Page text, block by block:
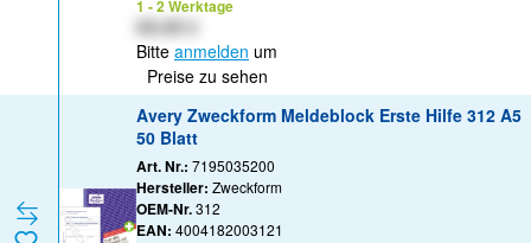
1 - 2 Werktage
Bitte anmelden um
Preise zu sehen
Avery Zweckform Meldeblock Erste Hilfe 312 A5
50 Blatt
Art. Nr.: 7195035200
Hersteller: Zweckform
OEM-Nr.312
EAN: 4004182003121